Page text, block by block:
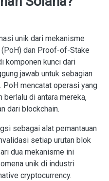
unik dari mekanisme
dan Proof-of-Stake
komponen kunci dari
jawab untuk sebagian
mencatat operasi yang
berlalu di antara mereka,
dari blockchain.
sebagai alat pemantauan
setiap urutan blok
dua mekanisme ini
unik di industri
cryptocurrency.